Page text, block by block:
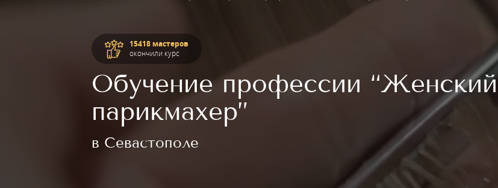
15418 мастеров
окончили курс
Обучение профессии “Женский
парикмахер”
в Севастополе